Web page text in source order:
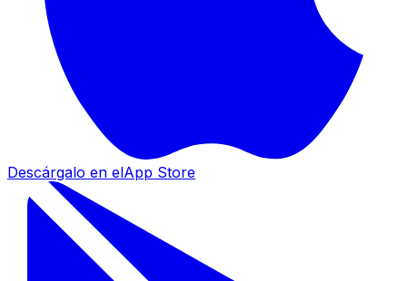
Descárgalo en elApp Store